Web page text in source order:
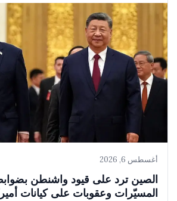
أغسطس 6, 2026
الصين ترد على قيود واشنطن
المسيّرات وعقوبات على كيانات